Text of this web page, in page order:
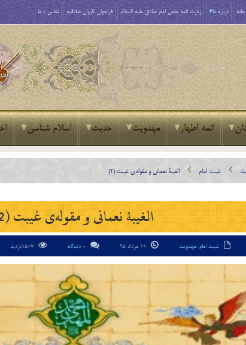
خانه درباره ما زیارت نامه خاص امام صادق علیه السلام فراخوان کاروان صادقیه تماس با ما
ائمه اطهار مهدویت حدیث اسلام شناسی
غیبت امام الغیبۀ نعمانی و مقوله‌ی غیبت (2)
الغیبۀ نعمانی و مقوله‌ی غیبت (2)
غیبت امام, مهدویت 0 دیدگاه